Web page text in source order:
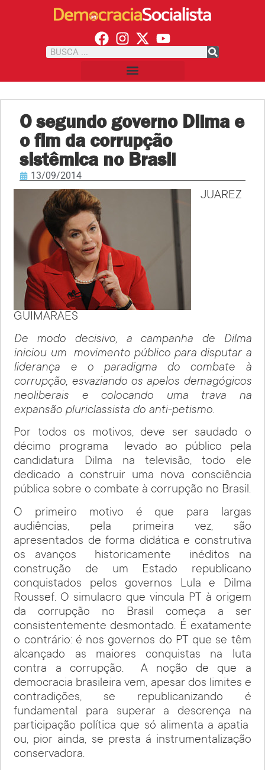
O segundo governo Dilma e
o fim da corrupção
sistêmica no Brasil
13/09/2014
JUAREZ
GUIMARÃES
De modo decisivo, a campanha de Dilma
iniciou um movimento público para disputar a
liderança e o paradigma do combate à
corrupção, esvaziando os apelos demagógicos
neoliberais e colocando uma trava na
expansão pluriclassista do anti-petismo.
Por todos os motivos, deve ser saudado o
décimo programa levado ao público pela
candidatura Dilma na televisão, todo ele
dedicado a construir uma nova consciência
pública sobre o combate à corrupção no Brasil.
O primeiro motivo é que para largas
audiências, pela primeira vez, são
apresentados de forma didática e construtiva
os avanços historicamente inéditos na
construção de um Estado republicano
conquistados pelos governos Lula e Dilma
Roussef. O simulacro que vincula PT à origem
da corrupção no Brasil começa a ser
consistentemente desmontado. É exatamente
o contrário: é nos governos do PT que se têm
alcançado as maiores conquistas na luta
contra a corrupção. A noção de que a
democracia brasileira vem, apesar dos limites e
contradições, se republicanizando é
fundamental para superar a descrença na
participação política que só alimenta a apatia
ou, pior ainda, se presta á instrumentalização
conservadora.